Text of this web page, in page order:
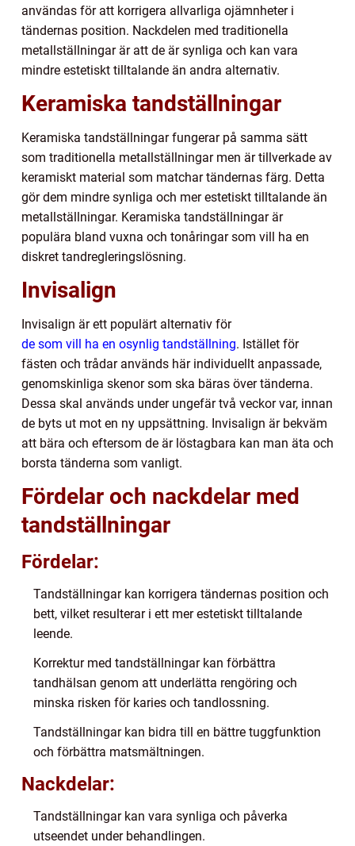
användas för att korrigera allvarliga ojämnheter i
tändernas position. Nackdelen med traditionella
metallställningar är att de är synliga och kan vara
mindre estetiskt tilltalande än andra alternativ.
Keramiska tandställningar
Keramiska tandställningar fungerar på samma sätt
som traditionella metallställningar men är tillverkade av
keramiskt material som matchar tändernas färg. Detta
gör dem mindre synliga och mer estetiskt tilltalande än
metallställningar. Keramiska tandställningar är
populära bland vuxna och tonåringar som vill ha en
diskret tandregleringslösning.
Invisalign
Invisalign är ett populärt alternativ för
de som vill ha en osynlig tandställning. Istället för
fästen och trådar används här individuellt anpassade,
genomskinliga skenor som ska bäras över tänderna.
Dessa skal används under ungefär två veckor var, innan
de byts ut mot en ny uppsättning. Invisalign är bekväm
att bära och eftersom de är löstagbara kan man äta och
borsta tänderna som vanligt.
Fördelar och nackdelar med
tandställningar
Fördelar:
Tandställningar kan korrigera tändernas position och
bett, vilket resulterar i ett mer estetiskt tilltalande
leende.
Korrektur med tandställningar kan förbättra
tandhälsan genom att underlätta rengöring och
minska risken för karies och tandlossning.
Tandställningar kan bidra till en bättre tuggfunktion
och förbättra matsmältningen.
Nackdelar:
Tandställningar kan vara synliga och påverka
utseendet under behandlingen.